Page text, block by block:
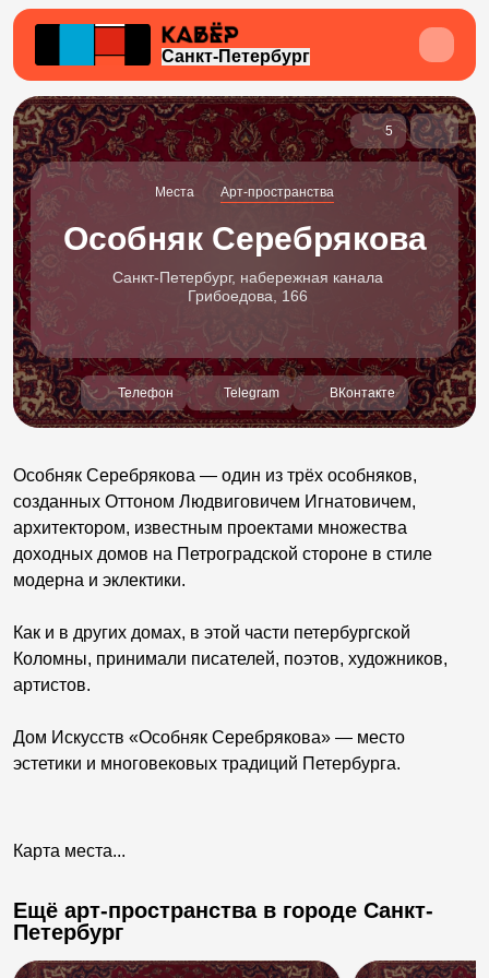
Санкт-Петербург
5
Места Арт-пространства
Особняк Серебрякова
Санкт-Петербург, набережная канала
Грибоедова, 166
Телефон Telegram ВКонтакте
Особняк Серебрякова — один из трёх особняков,
созданных Оттоном Людвиговичем Игнатовичем,
архитектором, известным проектами множества
доходных домов на Петроградской стороне в стиле
модерна и эклектики.
Как и в других домах, в этой части петербургской
Коломны, принимали писателей, поэтов, художников,
артистов.
Дом Искусств «Особняк Серебрякова» — место
эстетики и многовековых традиций Петербурга.
Карта места...
Ещё арт-пространства в городе Санкт-
Петербург